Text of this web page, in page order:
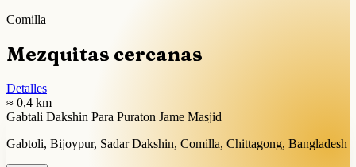
Comilla
Mezquitas cercanas
Detalles
≈ 0,4 km
Gabtali Dakshin Para Puraton Jame Masjid
Gabtoli, Bijoypur, Sadar Dakshin, Comilla, Chittagong, Bangladesh